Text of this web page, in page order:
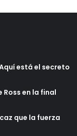
está el secreto
en la final
que la fuerza